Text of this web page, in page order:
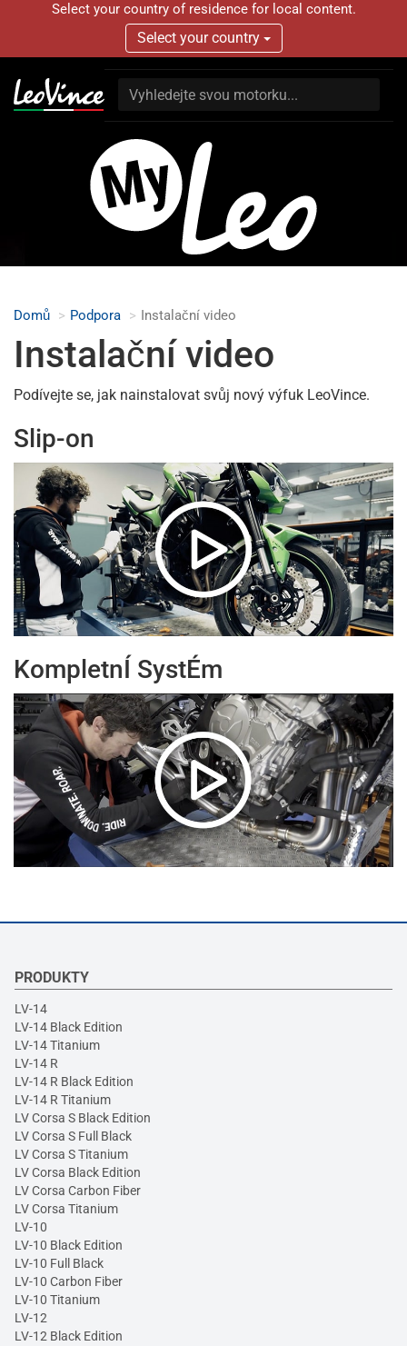
Select your country of residence for local content.
Select your country
Domů Podpora Instalační video
Instalační video
Podívejte se, jak nainstalovat svůj nový výfuk LeoVince.
Slip-on
KompletnÍ SystÉm
PRODUKTY
LV-14
LV-14 Black Edition
LV-14 Titanium
LV-14 R
LV-14 R Black Edition
LV-14 R Titanium
LV Corsa S Black Edition
LV Corsa S Full Black
LV Corsa S Titanium
LV Corsa Black Edition
LV Corsa Carbon Fiber
LV Corsa Titanium
LV-10
LV-10 Black Edition
LV-10 Full Black
LV-10 Carbon Fiber
LV-10 Titanium
LV-12
LV-12 Black Edition